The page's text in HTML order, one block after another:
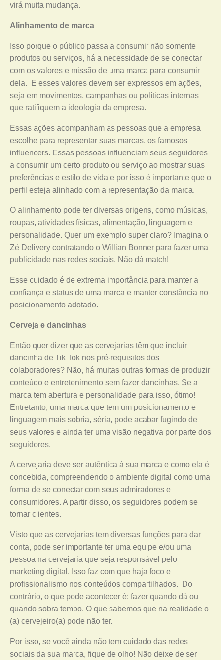
virá muita mudança.
Alinhamento de marca
Isso porque o público passa a consumir não somente
produtos ou serviços, há a necessidade de se conectar
com os valores e missão de uma marca para consumir
dela. E esses valores devem ser expressos em ações,
seja em movimentos, campanhas ou políticas internas
que ratifiquem a ideologia da empresa.
Essas ações acompanham as pessoas que a empresa
escolhe para representar suas marcas, os famosos
influencers. Essas pessoas influenciam seus seguidores
a consumir um certo produto ou serviço ao mostrar suas
preferências e estilo de vida e por isso é importante que o
perfil esteja alinhado com a representação da marca.
O alinhamento pode ter diversas origens, como músicas,
roupas, atividades físicas, alimentação, linguagem e
personalidade. Quer um exemplo super claro? Imagina o
Zé Delivery contratando o Willian Bonner para fazer uma
publicidade nas redes sociais. Não dá match!
Esse cuidado é de extrema importância para manter a
confiança e status de uma marca e manter constância no
posicionamento adotado.
Cerveja e dancinhas
Então quer dizer que as cervejarias têm que incluir
dancinha de Tik Tok nos pré-requisitos dos
colaboradores? Não, há muitas outras formas de produzir
conteúdo e entretenimento sem fazer dancinhas. Se a
marca tem abertura e personalidade para isso, ótimo!
Entretanto, uma marca que tem um posicionamento e
linguagem mais sóbria, séria, pode acabar fugindo de
seus valores e ainda ter uma visão negativa por parte dos
seguidores.
A cervejaria deve ser autêntica à sua marca e como ela é
concebida, compreendendo o ambiente digital como uma
forma de se conectar com seus admiradores e
consumidores. A partir disso, os seguidores podem se
tornar clientes.
Visto que as cervejarias tem diversas funções para dar
conta, pode ser importante ter uma equipe e/ou uma
pessoa na cervejaria que seja responsável pelo
marketing digital. Isso faz com que haja foco e
profissionalismo nos conteúdos compartilhados. Do
contrário, o que pode acontecer é: fazer quando dá ou
quando sobra tempo. O que sabemos que na realidade o
(a) cervejeiro(a) pode não ter.
Por isso, se você ainda não tem cuidado das redes
sociais da sua marca, fique de olho! Não deixe de ser